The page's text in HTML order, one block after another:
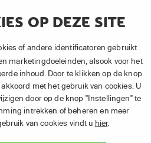
OP DEZE SITE
of andere identificatoren gebruikt
marketingdoeleinden, alsook voor het
inhoud. Door te klikken op de knop
met het gebruik van cookies. U
door op de knop "Instellingen" te
intrekken of beheren en meer
van cookies vindt u hier.
: Geldig op alle nieuwe abonnementen
Light, Basic of Plus.
: Incl. BTW.
voorvolgende zendersafhankelijk
gekozen pakket.